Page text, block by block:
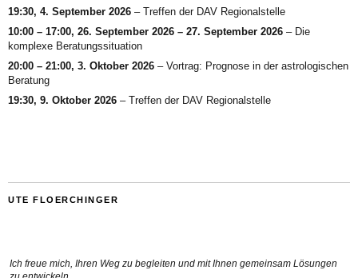
19:30, 4. September 2026 – Treffen der DAV Regionalstelle
10:00 – 17:00, 26. September 2026 – 27. September 2026 – Die
komplexe Beratungssituation
20:00 – 21:00, 3. Oktober 2026 – Vortrag: Prognose in der astrologischen
Beratung
19:30, 9. Oktober 2026 – Treffen der DAV Regionalstelle
UTE FLOERCHINGER
Ich freue mich, Ihren Weg zu begleiten und mit Ihnen gemeinsam Lösungen